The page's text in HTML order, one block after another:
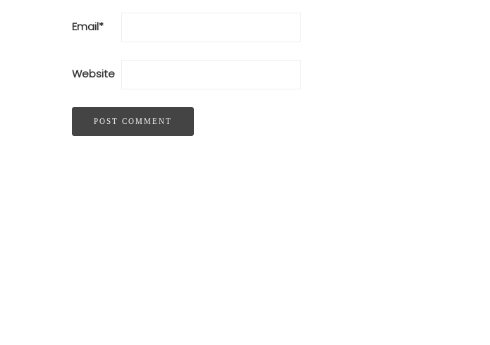
Email*
Website